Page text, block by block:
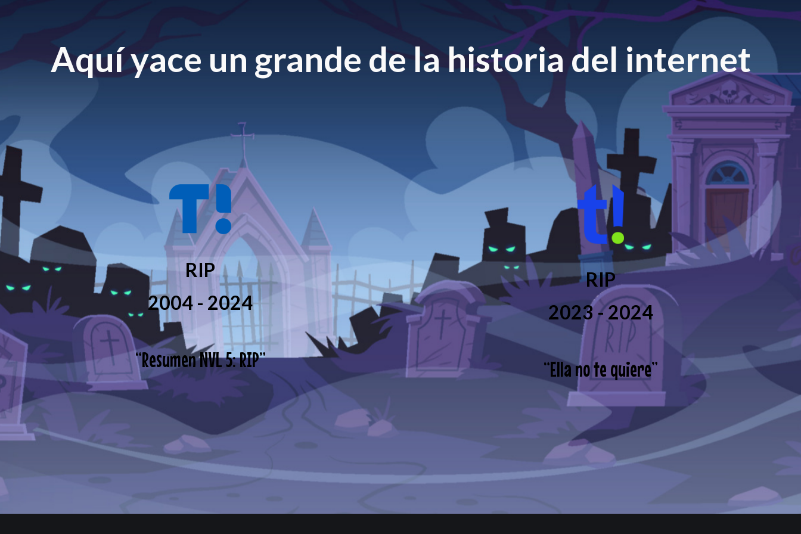
Aquí yace un grande de la historia del internet
RIP
2004 - 2024
“Resumen NVL 5: RIP”
RIP
2023 - 2024
“Ella no te quiere”